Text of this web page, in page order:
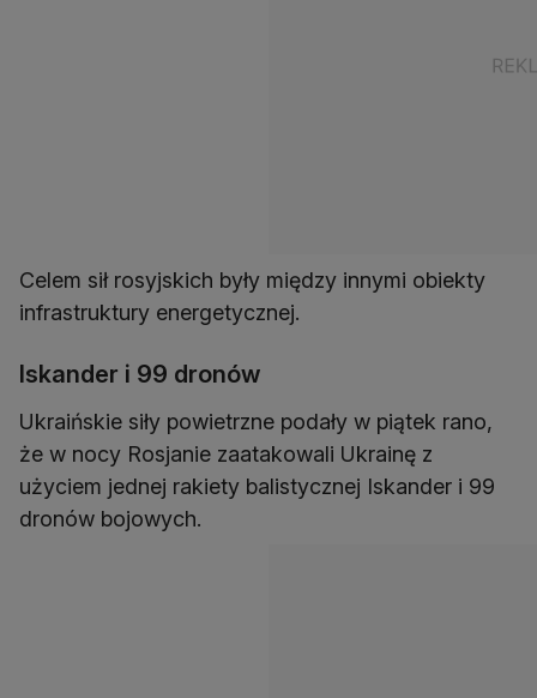
Celem sił rosyjskich były między innymi obiekty
infrastruktury energetycznej.
Iskander i 99 dronów
Ukraińskie siły powietrzne podały w piątek rano,
że w nocy Rosjanie zaatakowali Ukrainę z
użyciem jednej rakiety balistycznej Iskander i 99
dronów bojowych.